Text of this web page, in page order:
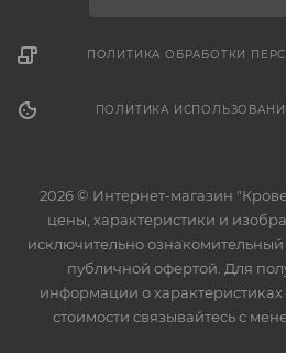
ПОЛИТИКА ОБРАБОТКИ
ПОЛИТИКА
2026 © Интернет-магазин
цены, характеристики и
исключительно
публичной офертой. Для
информации о
стоимости связывайтесь с